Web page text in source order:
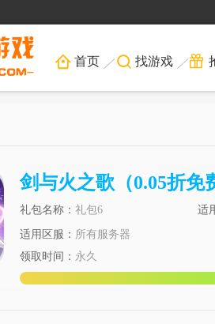
首页 找游戏
剑与火之歌（0.05折免
礼包名称： 礼包6 适
适用区服： 所有服务器
领取时间： 永久